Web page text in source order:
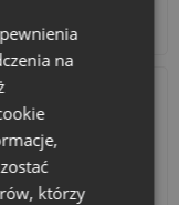
na
którzy